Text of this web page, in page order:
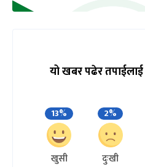
यो खबर पढेर
13%
खुसी
2%
दुःखी